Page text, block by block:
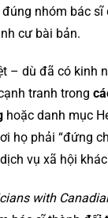
nhóm bác sĩ
cư bài bản.
– dù đã có kinh
tranh trong
hoặc danh mục
họ phải “đứng
vụ xã hội
with